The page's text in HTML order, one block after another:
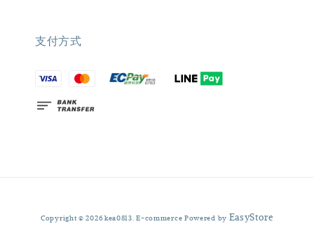
支付方式
Copyright © 2026 kea0813. E-commerce Powered by EasyStore